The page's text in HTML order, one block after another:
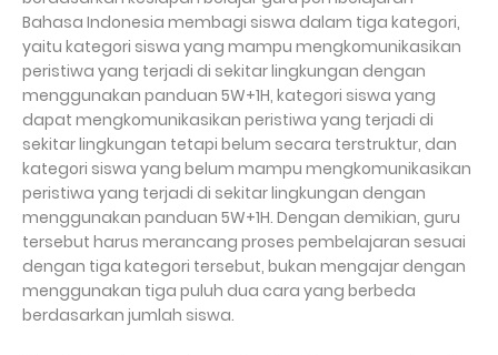
Bahasa Indonesia membagi siswa dalam tiga kategori,
yaitu kategori siswa yang mampu mengkomunikasikan
peristiwa yang terjadi di sekitar lingkungan dengan
menggunakan panduan 5W+1H, kategori siswa yang
dapat mengkomunikasikan peristiwa yang terjadi di
sekitar lingkungan tetapi belum secara terstruktur, dan
kategori siswa yang belum mampu mengkomunikasikan
peristiwa yang terjadi di sekitar lingkungan dengan
menggunakan panduan 5W+1H. Dengan demikian, guru
tersebut harus merancang proses pembelajaran sesuai
dengan tiga kategori tersebut, bukan mengajar dengan
menggunakan tiga puluh dua cara yang berbeda
berdasarkan jumlah siswa.